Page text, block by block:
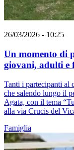
26/03/2026 - 10:25
Un momento di
giovani, adulti e
Tanti i partecipanti al
che salendo lungo il
Agata, con il tema
alla via Crucis del
Famiglia